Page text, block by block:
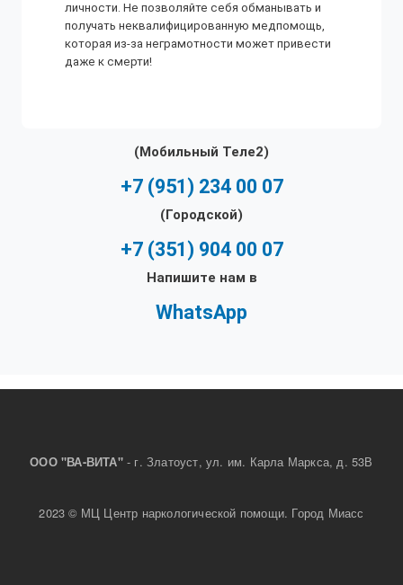
личности. Не позволяйте себя обманывать и
получать неквалифицированную медпомощь,
которая из-за неграмотности может привести
даже к смерти!
(Мобильный Теле2)
+7 (951) 234 00 07
(Городской)
+7 (351) 904 00 07
Напишите нам в
WhatsApp
ООО "ВА-ВИТА"- г. Златоуст, ул. им. Карла Маркса, д. 53В
2023 © МЦ Центр наркологической помощи. Город Миасс